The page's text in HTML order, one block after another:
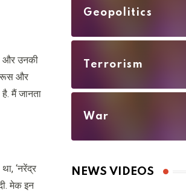
और उनकी
रूस और
मैं जानता
‘नरेंद्र
मेक इन
Geopolitics
Terrorism
War
NEWS VIDEOS